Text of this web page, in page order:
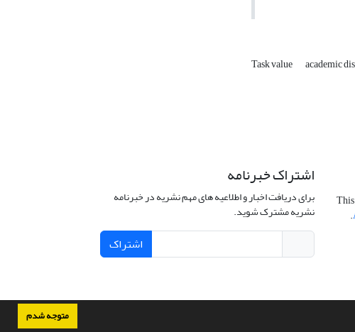
متوجه شدم
Task value academic
.
اشتراک خبرنامه
برای دریافت اخبار و اطلاعیه های مهم نشریه در خبرنامه
نشریه مشترک شوید.
اشتراک